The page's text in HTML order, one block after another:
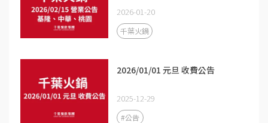
2026-01-20
千葉火鍋
2026/01/01 元旦 收費公告
2025-12-29
#公告